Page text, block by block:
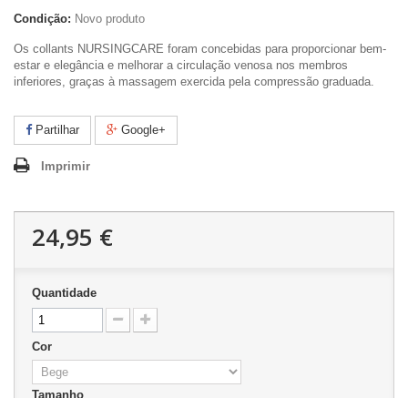
Condição: Novo produto
Os collants NURSINGCARE foram concebidas para proporcionar bem-
estar e elegância e melhorar a circulação venosa nos membros
inferiores, graças à massagem exercida pela compressão graduada.
Partilhar Google+
Imprimir
24,95 €
Quantidade
Cor
Tamanho